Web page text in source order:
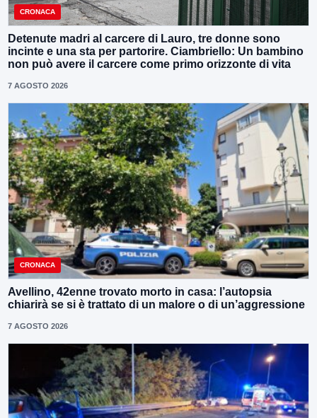
CRONACA
Detenute madri al carcere di Lauro, tre donne sono
incinte e una sta per partorire. Ciambriello: Un bambino
non può avere il carcere come primo orizzonte di vita
7 AGOSTO 2026
CRONACA
Avellino, 42enne trovato morto in casa: l’autopsia
chiarirà se si è trattato di un malore o di un’aggressione
7 AGOSTO 2026